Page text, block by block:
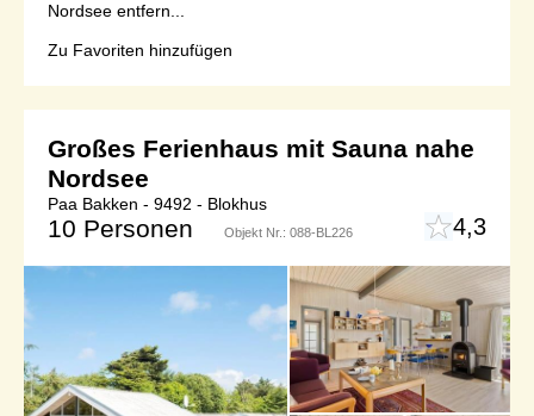
Nordsee entfern...
Zu Favoriten hinzufügen
Großes Ferienhaus mit Sauna nahe
Nordsee
Paa Bakken - 9492 - Blokhus
10 Personen Objekt Nr.: 088-BL226 4,3